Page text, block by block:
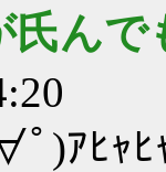
氏んで
)ｱﾋｬ